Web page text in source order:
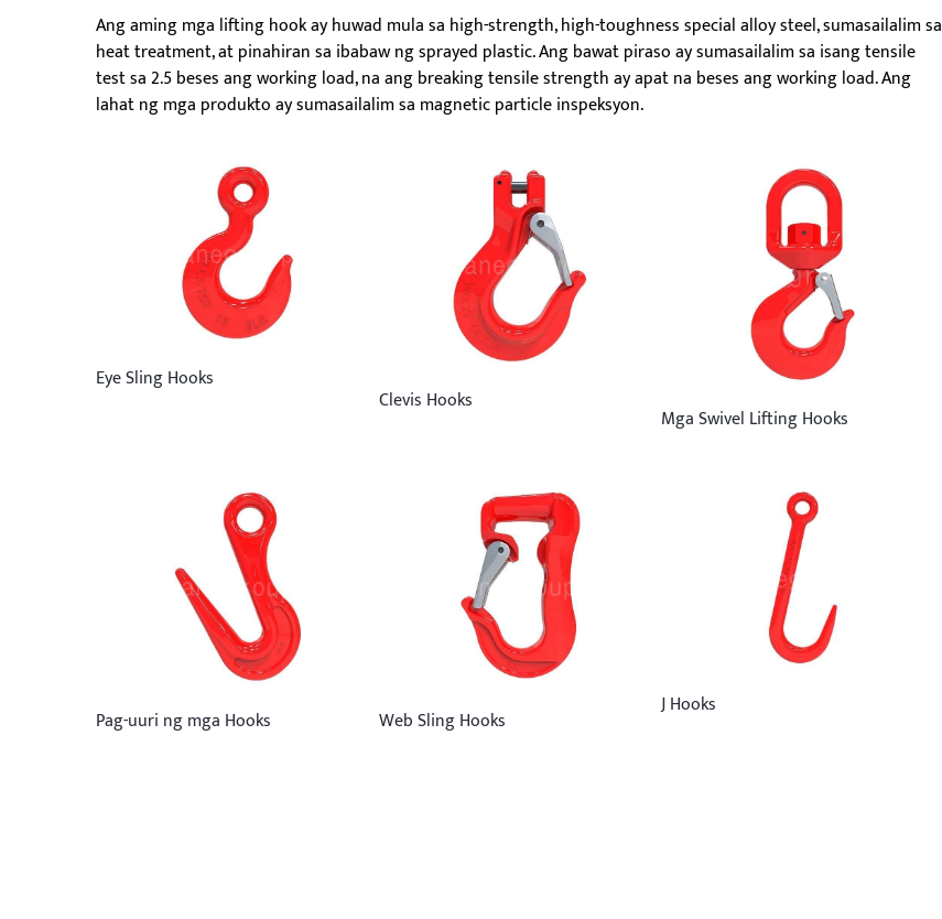
Ang aming mga lifting hook ay huwad mula sa high-strength, high-toughness special alloy steel, sumasailalim sa
heat treatment, at pinahiran sa ibabaw ng sprayed plastic. Ang bawat piraso ay sumasailalim sa isang tensile
test sa 2.5 beses ang working load, na ang breaking tensile strength ay apat na beses ang working load. Ang
lahat ng mga produkto ay sumasailalim sa magnetic particle inspeksyon.
Eye Sling Hooks
Clevis Hooks
Mga Swivel Lifting Hooks
Pag-uuri ng mga Hooks Web Sling Hooks
J Hooks